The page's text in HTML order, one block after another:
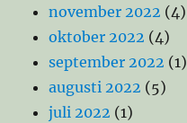
november 2022 (4)
oktober 2022 (4)
september 2022 (1)
augusti 2022 (5)
juli 2022 (1)